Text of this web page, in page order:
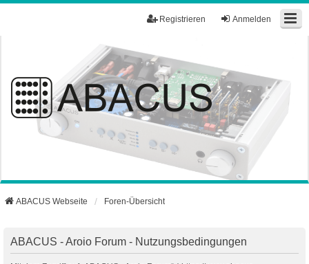
Anmelden
Registrieren
ABACUS Webseite Foren-Übersicht
ABACUS - Aroio Forum - Nutzungsbedingungen